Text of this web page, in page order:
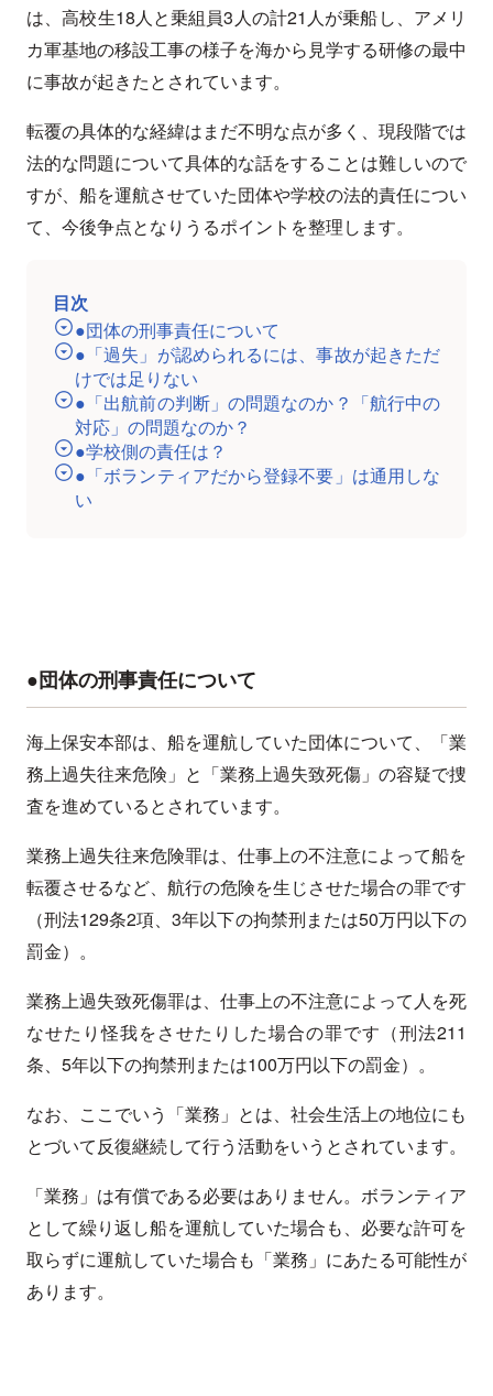
は、高校生18人と乗組員3人の計21人が乗船し、アメリ
カ軍基地の移設工事の様子を海から見学する研修の最中
に事故が起きたとされています。
転覆の具体的な経緯はまだ不明な点が多く、現段階では
法的な問題について具体的な話をすることは難しいので
すが、船を運航させていた団体や学校の法的責任につい
て、今後争点となりうるポイントを整理します。
目次
●団体の刑事責任について
●「過失」が認められるには、事故が起きただ
けでは足りない
●「出航前の判断」の問題なのか？「航行中の
対応」の問題なのか？
●学校側の責任は？
●「ボランティアだから登録不要」は通用しな
い
●団体の刑事責任について
海上保安本部は、船を運航していた団体について、「業
務上過失往来危険」と「業務上過失致死傷」の容疑で捜
査を進めているとされています。
業務上過失往来危険罪は、仕事上の不注意によって船を
転覆させるなど、航行の危険を生じさせた場合の罪です
（刑法129条2項、3年以下の拘禁刑または50万円以下の
罰金）。
業務上過失致死傷罪は、仕事上の不注意によって人を死
なせたり怪我をさせたりした場合の罪です（刑法211
条、5年以下の拘禁刑または100万円以下の罰金）。
なお、ここでいう「業務」とは、社会生活上の地位にも
とづいて反復継続して行う活動をいうとされています。
「業務」は有償である必要はありません。ボランティア
として繰り返し船を運航していた場合も、必要な許可を
取らずに運航していた場合も「業務」にあたる可能性が
あります。